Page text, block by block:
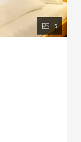
5